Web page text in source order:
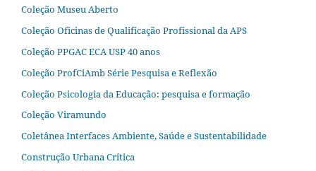
Coleção Museu Aberto
Coleção Oficinas de Qualificação Profissional da APS
Coleção PPGAC ECA USP 40 anos
Coleção ProfCiAmb Série Pesquisa e Reflexão
Coleção Psicologia da Educação: pesquisa e formação
Coleção Viramundo
Coletânea Interfaces Ambiente, Saúde e Sustentabilidade
Construção Urbana Crítica